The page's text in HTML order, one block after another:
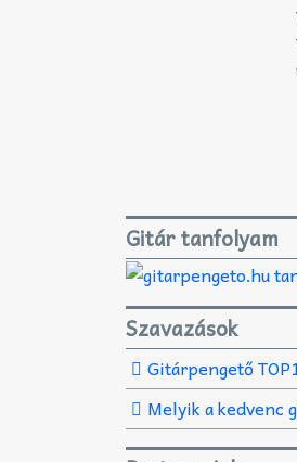
Gitár tanfolyam
Szavazások
Gitárpengető
Melyik a kedvenc